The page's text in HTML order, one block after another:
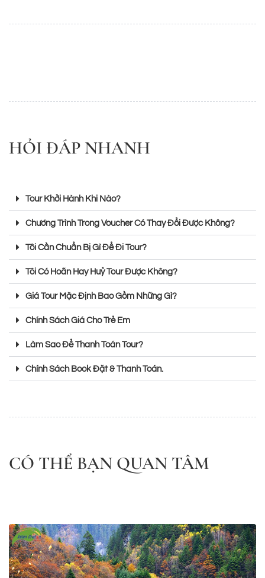
HỎI ĐÁP NHANH
Tour Khởi Hành Khi Nào?
Chương Trình Trong Voucher Có Thay Đổi Được Không?
Tôi Cần Chuẩn Bị Gì Để Đi Tour?
Tôi Có Hoãn Hay Huỷ Tour Được Không?
Giá Tour Mặc Định Bao Gồm Những Gì?
Chính Sách Giá Cho Trẻ Em
Làm Sao Để Thanh Toán Tour?
Chính Sách Book Đặt & Thanh Toán.
CÓ THỂ BẠN QUAN TÂM